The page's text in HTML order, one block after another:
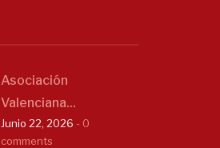
Asociación
Valenciana...
Junio 22, 2026 - 0
comments